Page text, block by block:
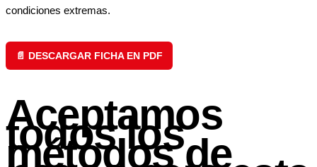
condiciones extremas.
📄 DESCARGAR FICHA EN PDF
Aceptamos
todos los
métodos de